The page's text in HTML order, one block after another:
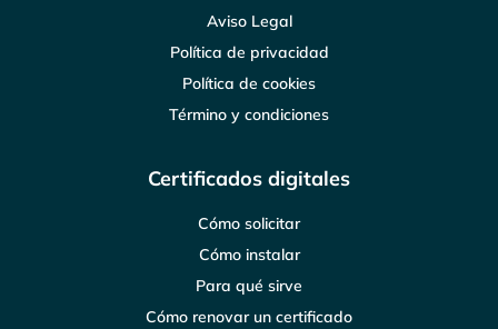
Aviso Legal
Política de privacidad
Política de cookies
Término y condiciones
Certificados digitales
Cómo solicitar
Cómo instalar
Para qué sirve
Cómo renovar un certificado